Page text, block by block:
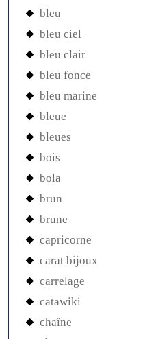
bleu
bleu ciel
bleu clair
bleu fonce
bleu marine
bleue
bleues
bois
bola
brun
brune
capricorne
carat bijoux
carrelage
catawiki
chaîne